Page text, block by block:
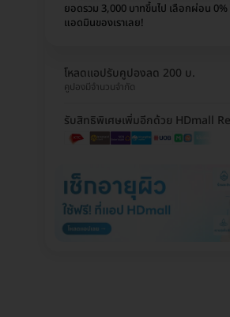
ยอดรวม 3,000 บาทขึ้นไป เลือกผ่อน 0%
แอดมินของเราเลย!
โหลดแอปรับคูปองลด 200 บ.
คูปองมีจำนวนจำกัด
รับสิทธิพิเศษเพิ่มอีกด้วย HDmall